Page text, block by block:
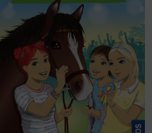
Vogel, Kirsten